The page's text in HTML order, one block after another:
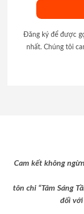
Đăng ký để được
nhất. Chúng tôi
Cam kết không
tôn chỉ “Tâm Sáng
đối với